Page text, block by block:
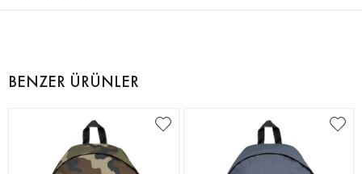
BENZER ÜRÜNLER